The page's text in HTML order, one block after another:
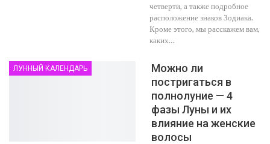
четверти, а также подробное
расположение знаков Зодиака.
Кроме этого, мы расскажем вам,
каких…
ЛУННЫЙ КАЛЕНДАРЬ
Можно ли
постригаться в
полнолуние — 4
фазы Луны и их
влияние на женские
волосы